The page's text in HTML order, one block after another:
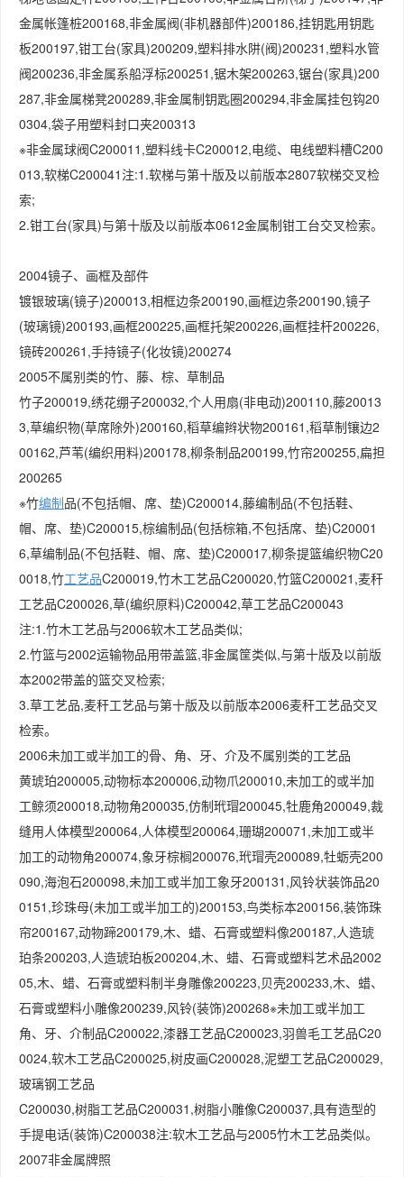
金属帐篷桩200168,非金属阀(非机器部件)200186,挂钥匙用钥匙
板200197,钳工台(家具)200209,塑料排水阱(阀)200231,塑料水管
阀200236,非金属系船浮标200251,锯木架200263,锯台(家具)200
287,非金属梯凳200289,非金属制钥匙圈200294,非金属挂包钩20
0304,袋子用塑料封口夹200313
※非金属球阀C200011,塑料线卡C200012,电缆、电线塑料槽C200
013,软梯C200041注:1.软梯与第十版及以前版本2807软梯交叉检
索;
2.钳工台(家具)与第十版及以前版本0612金属制钳工台交叉检索。
2004镜子、画框及部件
镀银玻璃(镜子)200013,相框边条200190,画框边条200190,镜子
(玻璃镜)200193,画框200225,画框托架200226,画框挂杆200226,
镜砖200261,手持镜子(化妆镜)200274
2005不属别类的竹、藤、棕、草制品
竹子200019,绣花绷子200032,个人用扇(非电动)200110,藤20013
3,草编织物(草席除外)200160,稻草编辫状物200161,稻草制镶边2
00162,芦苇(编织用料)200178,柳条制品200199,竹帘200255,扁担
200265
※竹编制品(不包括帽、席、垫)C200014,藤编制品(不包括鞋、
帽、席、垫)C200015,棕编制品(包括棕箱,不包括席、垫)C20001
6,草编制品(不包括鞋、帽、席、垫)C200017,柳条提篮编织物C20
0018,竹工艺品C200019,竹木工艺品C200020,竹篮C200021,麦秆
工艺品C200026,草(编织原料)C200042,草工艺品C200043
注:1.竹木工艺品与2006软木工艺品类似;
2.竹篮与2002运输物品用带盖篮,非金属筐类似,与第十版及以前版
本2002带盖的篮交叉检索;
3.草工艺品,麦秆工艺品与第十版及以前版本2006麦秆工艺品交叉
检索。
2006未加工或半加工的骨、角、牙、介及不属别类的工艺品
黄琥珀200005,动物标本200006,动物爪200010,未加工的或半加
工鲸须200018,动物角200035,仿制玳瑁200045,牡鹿角200049,裁
缝用人体模型200064,人体模型200064,珊瑚200071,未加工或半
加工的动物角200074,象牙棕榈200076,玳瑁壳200089,牡蛎壳200
090,海泡石200098,未加工或半加工象牙200131,风铃状装饰品20
0151,珍珠母(未加工或半加工的)200153,鸟类标本200156,装饰珠
帘200167,动物蹄200179,木、蜡、石膏或塑料像200187,人造琥
珀条200203,人造琥珀板200204,木、蜡、石膏或塑料艺术品2002
05,木、蜡、石膏或塑料制半身雕像200223,贝壳200233,木、蜡、
石膏或塑料小雕像200239,风铃(装饰)200268※未加工或半加工
角、牙、介制品C200022,漆器工艺品C200023,羽兽毛工艺品C20
0024,软木工艺品C200025,树皮画C200028,泥塑工艺品C200029,
玻璃钢工艺品
C200030,树脂工艺品C200031,树脂小雕像C200037,具有造型的
手提电话(装饰)C200038注:软木工艺品与2005竹木工艺品类似。
2007非金属牌照